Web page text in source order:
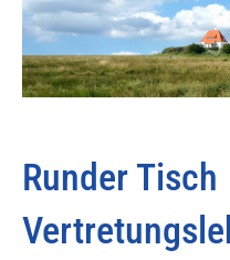
Runder Tisch